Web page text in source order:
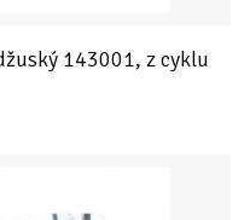
143001, z cyklu